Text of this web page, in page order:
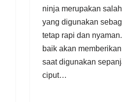
ninja merupakan
yang digunakan
tetap rapi dan
baik akan
saat digunakan
ciput…